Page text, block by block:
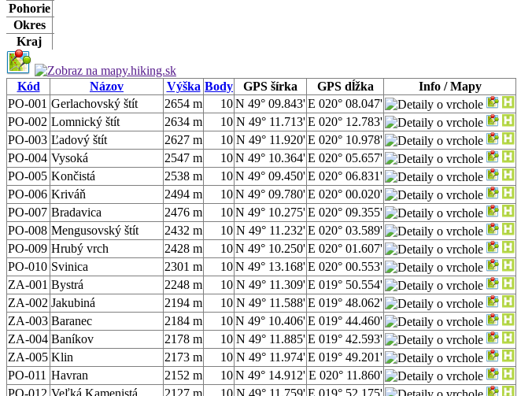
Pohorie
Okres
Kraj
Kód Názov Výška Body GPS šírka GPS dĺžka
Info / Mapy
PO-001 Gerlachovský štít 2654 m 10N 49° 09.843'E 020° 08.047'
PO-002 Lomnický štít 2634 m 10 N 49° 11.713'E 020° 12.783'
PO-003 Ľadový štít 2627 m 10 N 49° 11.920'E 020° 10.978'
PO-004 Vysoká 2547 m 10N 49° 10.364'E 020° 05.657'
PO-005 Končistá 2538 m 10N 49° 09.450'E 020° 06.831'
PO-006 Kriváň 2494 m 10N 49° 09.780'E 020° 00.020'
PO-007 Bradavica 2476 m 10N 49° 10.275'E 020° 09.355'
PO-008 Mengusovský štít 2432 m 10 N 49° 11.232'E 020° 03.589'
PO-009 Hrubý vrch 2428 m 10N 49° 10.250'E 020° 01.607'
PO-010 Svinica 2301 m 10N 49° 13.168'E 020° 00.553'
ZA-001 Bystrá 2248 m 10 N 49° 11.309'E 019° 50.554'
ZA-002 Jakubiná 2194 m 10 N 49° 11.588'E 019° 48.062'
ZA-003 Baranec 2184 m 10N 49° 10.406'E 019° 44.460'
ZA-004 Baníkov 2178 m 10 N 49° 11.885'E 019° 42.593'
ZA-005 Klin 2173 m 10 N 49° 11.974'E 019° 49.201'
PO-011 Havran 2152 m 10N 49° 14.912' E 020° 11.860'
PO-012 Veľká Kamenistá 2127 m 10 N 49° 11.759'E 019° 52.175'